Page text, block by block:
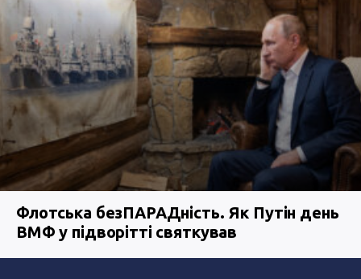
Флотська безПАРАДність. Як Путін день
ВМФ у підворітті святкував